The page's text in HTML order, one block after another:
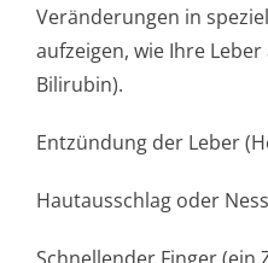
Veränderungen in
aufzeigen, wie Ihre
Bilirubin).
Entzündung der Leber
Hautausschlag oder